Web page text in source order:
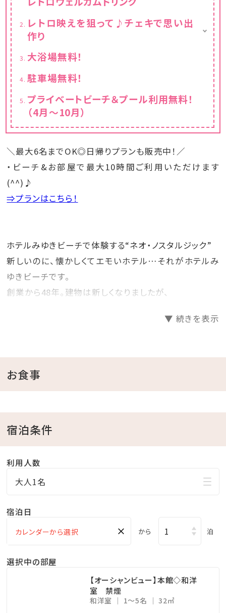
お好きなドリンク1本お渡し（人数分）
※小学生以上の方が対象
レトロ映えを狙って♪チェキで思い出
作り
チェキ専用フィルムチェキ専用フィルム1パック
大浴場無料！
駐車場無料！
プライベートビーチ＆プール利用無料！
（4月～10月）
＼最大6名までOK◎日帰りプランも販売中！／
・ビーチ&お部屋で最大10時間ご利用いただけます
(^^)♪
⇒プランはこちら！
ホテルみゆきビーチで体験する“ネオ・ノスタルジック”
新しいのに、懐かしくてエモいホテル…それがホテルみ
ゆきビーチです。
創業から48年。建物は新しくなりましたが、
し、昭和レトロな雰囲気を感じることができます。
か？
＼レトロ映えな2大特典／
①昭和レトロな柄が大人気の「アデリアグラス」にカラフ
ルなドリンクを注ぐ☆レトロウェルカムドリンク
レトロな柄のアデリアグラス貸出（人数分）
②レトロ映えを狙って♪チェキで思い出作り
チェキ貸出し（お部屋に一台）
入りプレゼント
※アデリアグラス・チェキはお持ち帰りいただけません。
▼ 続きを表示
お食事
宿泊条件
利用人数
大人1名
宿泊日
× から 泊
選択中の部屋
【オーシャンビュー】本館◇和洋
室 禁煙
和洋室 1～5名 32㎡